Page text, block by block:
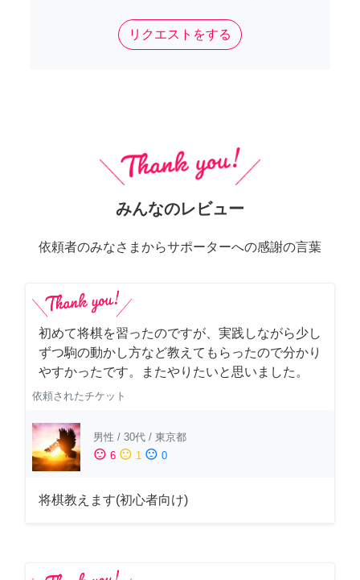
リクエストをする
みんなのレビュー
依頼者のみなさまからサポーターへの感謝の言葉
初めて将棋を習ったのですが、実践しながら少し
ずつ駒の動かし方など教えてもらったので分かり
やすかったです。またやりたいと思いました。
依頼されたチケット
男性 / 30代 / 東京都
sentiment_satisfied 6 sentiment_neutral 1 sentiment_dissatisfied 0
将棋教えます(初心者向け)